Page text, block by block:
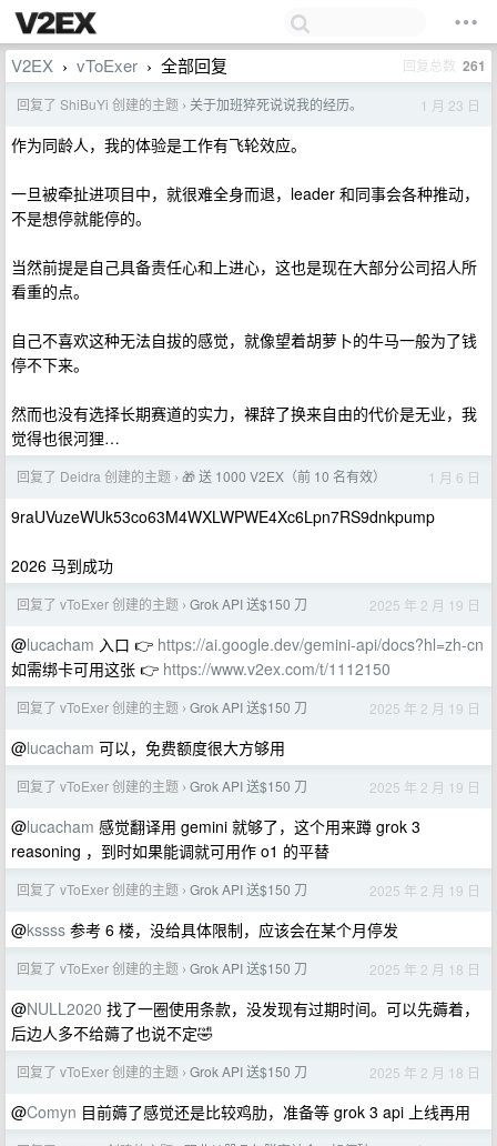
V2EX › vToExer › 全部回复 回复总数 261
回复了 ShiBuYi 创建的主题 › 关于加班猝死说说我的经历。 1 月 23 日
作为同龄人，我的体验是工作有飞轮效应。
一旦被牵扯进项目中，就很难全身而退，leader 和同事会各种推动，
不是想停就能停的。
当然前提是自己具备责任心和上进心，这也是现在大部分公司招人所
看重的点。
自己不喜欢这种无法自拔的感觉，就像望着胡萝卜的牛马一般为了钱
停不下来。
然而也没有选择长期赛道的实力，裸辞了换来自由的代价是无业，我
觉得也很河狸…
回复了 Deidra 创建的主题 › 🎁 送 1000 V2EX（前 10 名有效） 1 月 6 日
9raUVuzeWUk53co63M4WXLWPWE4Xc6Lpn7RS9dnkpump
2026 马到成功
回复了 vToExer 创建的主题 › Grok API 送$150 刀 2025 年 2 月 19 日
@lucacham 入口 👉 https://ai.google.dev/gemini-api/docs?hl=zh-cn
如需绑卡可用这张 👉 https://www.v2ex.com/t/1112150
回复了 vToExer 创建的主题 › Grok API 送$150 刀 2025 年 2 月 19 日
@lucacham 可以，免费额度很大方够用
回复了 vToExer 创建的主题 › Grok API 送$150 刀 2025 年 2 月 19 日
@lucacham 感觉翻译用 gemini 就够了，这个用来蹲 grok 3
reasoning ，到时如果能调就可用作 o1 的平替
回复了 vToExer 创建的主题 › Grok API 送$150 刀 2025 年 2 月 19 日
@kssss 参考 6 楼，没给具体限制，应该会在某个月停发
回复了 vToExer 创建的主题 › Grok API 送$150 刀 2025 年 2 月 18 日
@NULL2020 找了一圈使用条款，没发现有过期时间。可以先薅着，
后边人多不给薅了也说不定🤣
回复了 vToExer 创建的主题 › Grok API 送$150 刀 2025 年 2 月 18 日
@Comyn 目前薅了感觉还是比较鸡肋，准备等 grok 3 api 上线再用